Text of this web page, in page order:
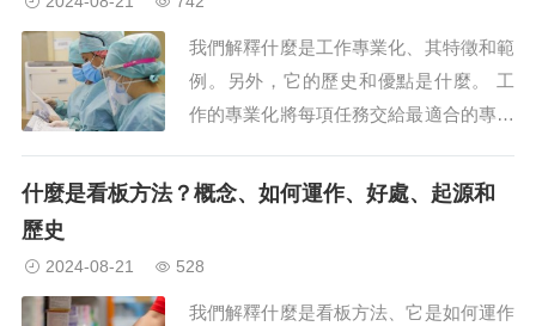
我們解釋什麼是工作專業化、其特徵和範
例。另外，它的歷史和優點是什麼。 工
作的專業化將每項任務交給最適合的專業
或工作專業化包括將特定生產過程中涉及
什麼是看板方法？概念、如何運作、好處、起源和
歷史
2024-08-21 528
我們解釋什麼是看板方法、它是如何運作